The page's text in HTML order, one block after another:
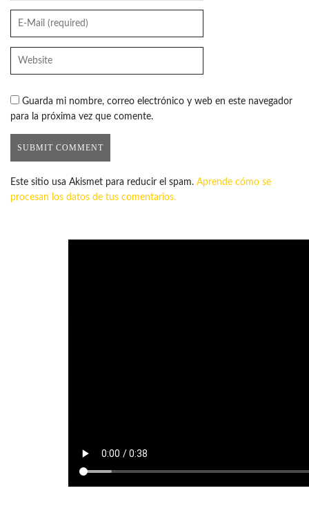
Guarda mi nombre, correo electrónico y web en este navegador
para la próxima vez que comente.
Este sitio usa Akismet para reducir el spam. Aprende cómo se
procesan los datos de tus comentarios.